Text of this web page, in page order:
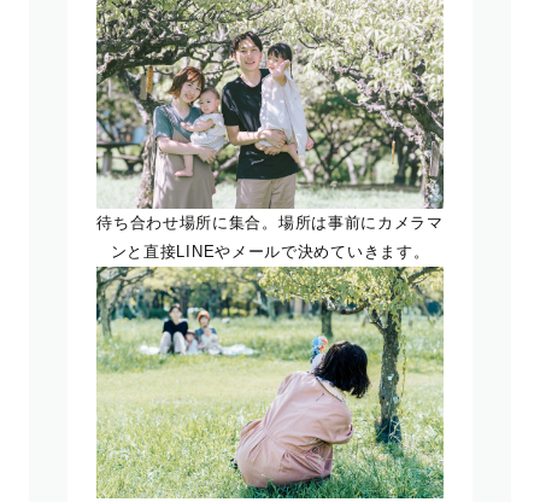
待ち合わせ場所に集合。場所は事前にカメラマ
ンと直接LINEやメールで決めていきます。